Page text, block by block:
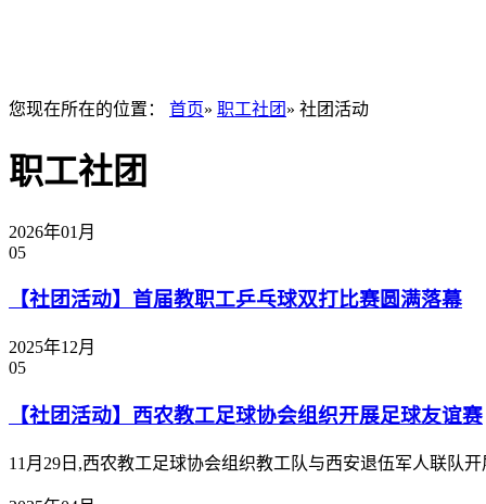
您现在所在的位置： 首页» 职工社团 » 社团活动
职工社团
2026年01月
05
【社团活动】首届教职工乒乓球双打比赛圆满落幕
2025年12月
05
【社团活动】西农教工足球协会组织开展足球友谊赛
11月29日,西农教工足球协会组织教工队与西安退伍军人联队